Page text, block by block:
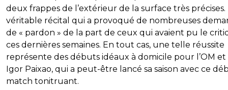
deux frappes de l’extérieur de la surface très précises.
véritable récital qui a provoqué de nombreuses
de « pardon » de la part de ceux qui avaient pu le
ces dernières semaines. En tout cas, une telle réussite
représente des débuts idéaux à domicile pour l’OM
Igor Paixao, qui a peut-être lancé sa saison avec ce
match tonitruant.